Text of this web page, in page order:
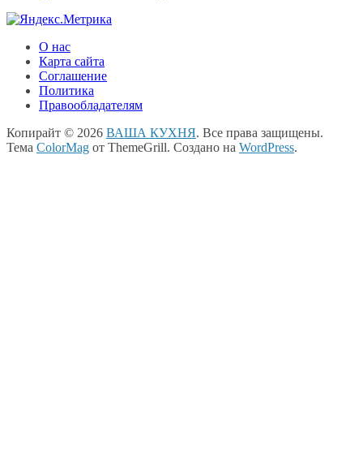
О нас
Карта сайта
Соглашение
Политика
Правообладателям
Копирайт © 2026 ВАША КУХНЯ. Все права защищены.
Тема ColorMag от ThemeGrill. Создано на WordPress.